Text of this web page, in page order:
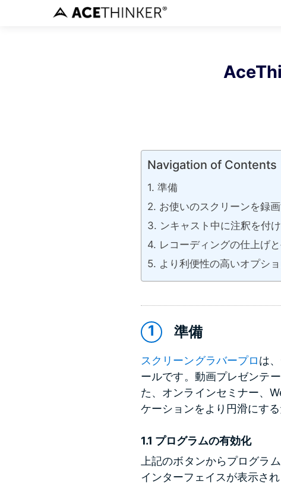
Navigation of Contents
準備
お使いのスクリーンを録
ンキャスト中に注釈を付
レコーディングの仕上げ
より利便性の高いオプシ
準備
スクリーングラバープロは
ールです。動画プレゼンテ
た、オンラインセミナー、
ケーションをより円滑にす
1.1 プログラムの有効化
上記のボタンからプログラ
インターフェイスが表示され